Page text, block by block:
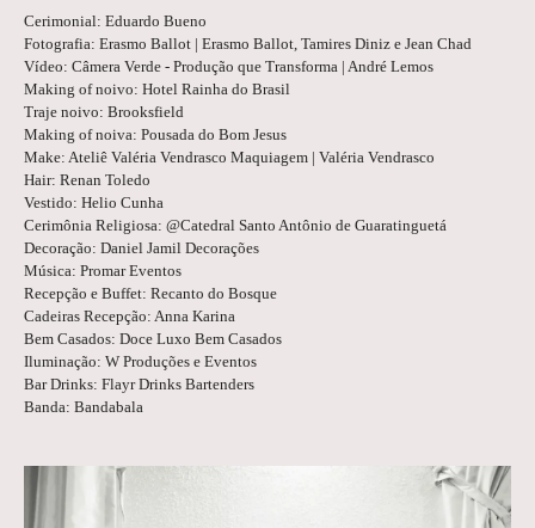
Cerimonial: Eduardo Bueno
Fotografia: Erasmo Ballot | Erasmo Ballot, Tamires Diniz e Jean Chad
Vídeo: Câmera Verde - Produção que Transforma | André Lemos
Making of noivo: Hotel Rainha do Brasil
Traje noivo: Brooksfield
Making of noiva: Pousada do Bom Jesus
Make: Ateliê Valéria Vendrasco Maquiagem | Valéria Vendrasco
Hair: Renan Toledo
Vestido: Helio Cunha
Cerimônia Religiosa: @Catedral Santo Antônio de Guaratinguetá
Decoração: Daniel Jamil Decorações
Música: Promar Eventos
Recepção e Buffet: Recanto do Bosque
Cadeiras Recepção: Anna Karina
Bem Casados: Doce Luxo Bem Casados
Iluminação: W Produções e Eventos
Bar Drinks: Flayr Drinks Bartenders
Banda: Bandabala